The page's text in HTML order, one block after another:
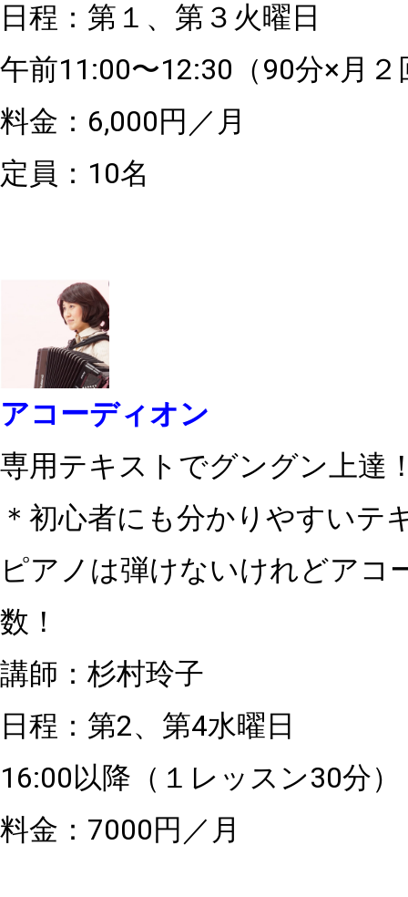
日程：第１、第３火曜日
午前11:00〜12:30（90分×月２
料金：6,000円／月
定員：10名
アコーディオン
専用テキストでグングン上達
＊初心者にも分かりやすいテ
ピアノは弾けないけれどアコ
数！
講師：杉村玲子
日程：第2、第4水曜日
16:00以降（１レッスン30分）
料金：7000円／月